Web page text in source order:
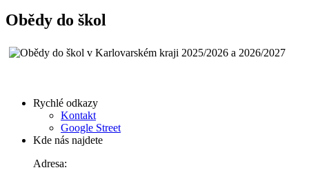
Obědy do škol
Rychlé odkazy
Kontakt
Google Street
Kde nás najdete
Adresa: